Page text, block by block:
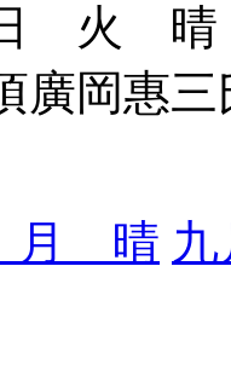
火 晴
廣岡惠
月 晴